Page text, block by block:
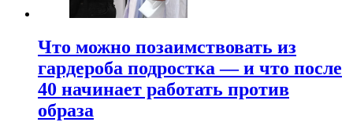
Что можно позаимствовать из
гардероба подростка — и что после
40 начинает работать против
образа